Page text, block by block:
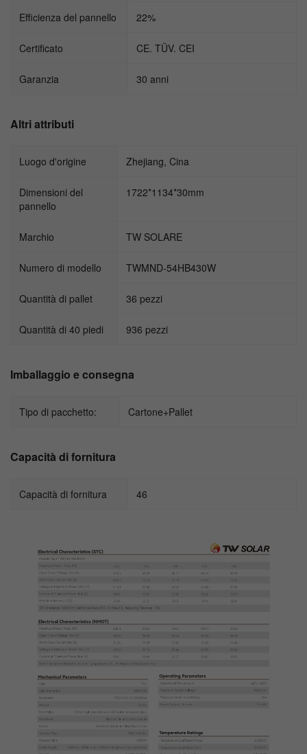
Efficienza del pannello 22%
Certificato CE. TÜV. CEI
Garanzia 30 anni
Altri attributi
Luogo d'origine Zhejiang, Cina
Dimensioni del
pannello
1722*1134*30mm
Marchio TW SOLARE
Numero di modello TWMND-54HB430W
Quantità di pallet 36 pezzi
Quantità di 40 piedi 936 pezzi
Imballaggio e consegna
Tipo di pacchetto: Cartone+Pallet
Capacità di fornitura
Capacità di fornitura 46